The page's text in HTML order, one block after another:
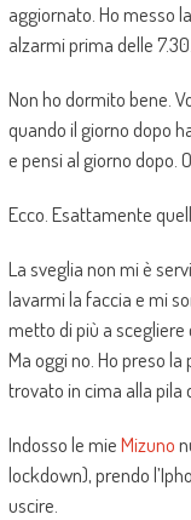
aggiornato. Ho messo
alzarmi prima delle 7.30.
Non ho dormito bene.
quando il giorno dopo
e pensi al giorno dopo.
Ecco. Esattamente
La sveglia non mi è
lavarmi la faccia e mi
metto di più a scegliere
Ma oggi no. Ho preso
trovato in cima alla pila
Indosso le mieMizuno
lockdown), prendo
uscire.